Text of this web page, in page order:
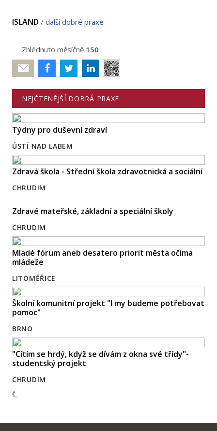
ISLAND / další dobré praxe
Zhlédnuto měsíčně 150
Poslat
NEJČTENĚJŠÍ DOBRÁ PRAXE
Týdny pro duševní zdraví
ÚSTÍ NAD LABEM
Zdravá škola - Střední škola zdravotnická a sociální
CHRUDIM
Zdravé mateřské, základní a speciální školy
CHRUDIM
Mladé fórum aneb desatero priorit města očima
mládeže
LITOMĚŘICE
Školní komunitní projekt "I my budeme potřebovat
pomoc"
BRNO
"Cítím se hrdý, když se dívám z okna své třídy"-
studentský projekt
CHRUDIM